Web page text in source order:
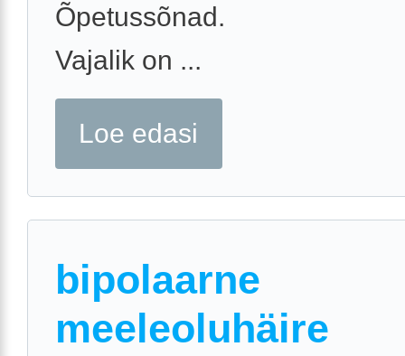
Õpetussõnad.
Vajalik on ...
Loe edasi
bipolaarne
meeleoluhäire